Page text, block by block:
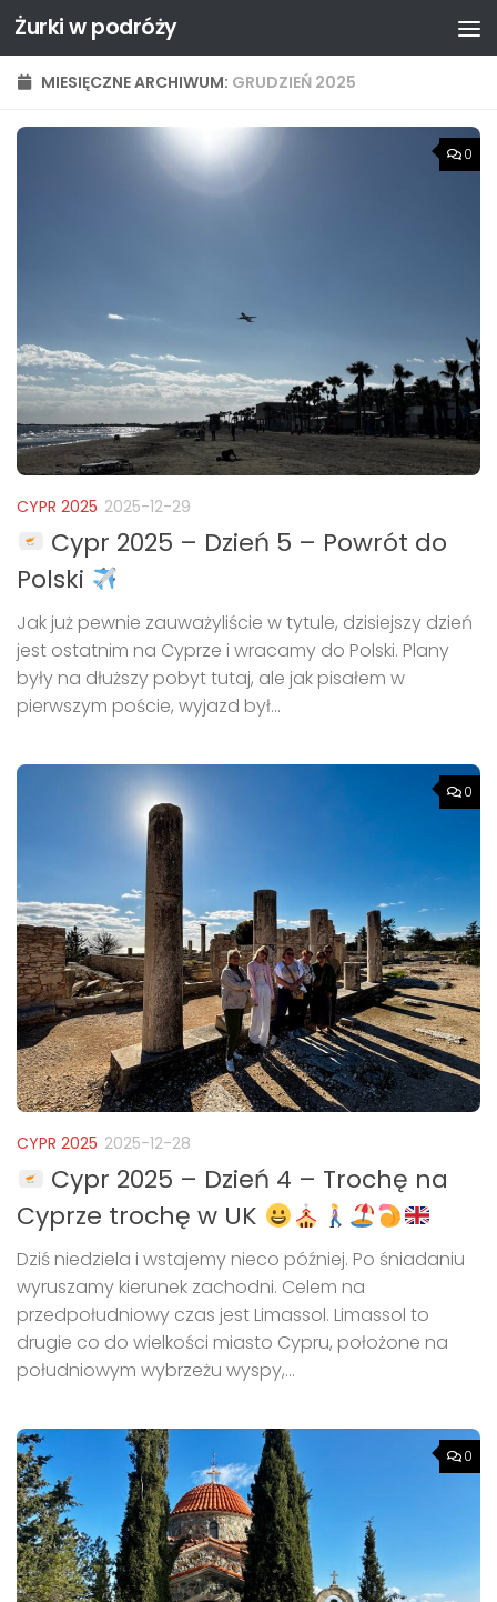
Przejdź do treści
Żurki w podróży
MIESIĘCZNE ARCHIWUM: GRUDZIEŃ 2025
0
CYPR 2025 2025-12-29
Cypr 2025 – Dzień 5 – Powrót do
Polski
Jak już pewnie zauważyliście w tytule, dzisiejszy dzień
jest ostatnim na Cyprze i wracamy do Polski. Plany
były na dłuższy pobyt tutaj, ale jak pisałem w
pierwszym poście, wyjazd był...
0
CYPR 2025 2025-12-28
Cypr 2025 – Dzień 4 – Trochę na
Cyprze trochę w UK
Dziś niedziela i wstajemy nieco później. Po śniadaniu
wyruszamy kierunek zachodni. Celem na
przedpołudniowy czas jest Limassol. Limassol to
drugie co do wielkości miasto Cypru, położone na
południowym wybrzeżu wyspy,...
0